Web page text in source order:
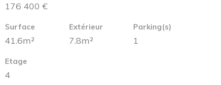
176 400 €
Surface
41.6m²
Extérieur
7.8m²
Parking(s)
1
Etage
4